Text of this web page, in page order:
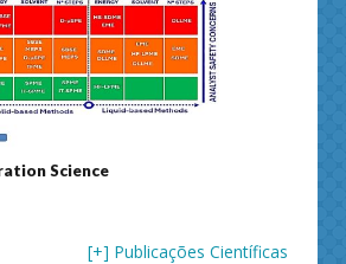
Science
[+] Publicações Científicas